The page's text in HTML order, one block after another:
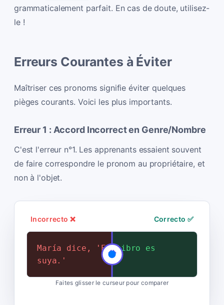
grammaticalement parfait. En cas de doute, utilisez-
le !
Erreurs Courantes à Éviter
Maîtriser ces pronoms signifie éviter quelques
pièges courants. Voici les plus importants.
Erreur 1 : Accord Incorrect en Genre/Nombre
C'est l'erreur n°1. Les apprenants essaient souvent
de faire correspondre le pronom au propriétaire, et
non à l'objet.
Incorrecto ❌ Correcto ✅
María dice, 'El libro es
suya.'
María dice, 'El libro es
suyo.'
Faites glisser le curseur pour comparer